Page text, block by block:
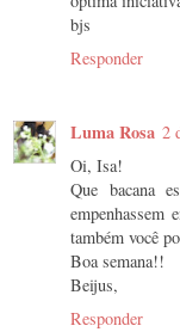
bjs
Responder
Luma Rosa 2
Oi, Isa!
Que bacana
empenhassem
também você
Boa semana!!
Beijus,
Responder